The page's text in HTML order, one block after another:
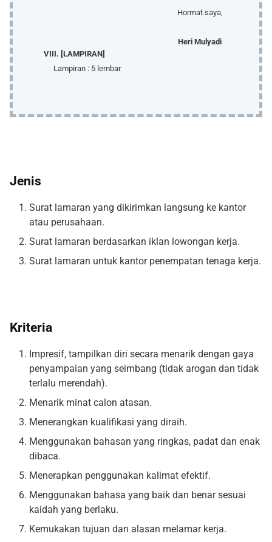
Hormat saya,
Heri Mulyadi
VIII. [LAMPIRAN]
Lampiran : 5 lembar
Jenis
Surat lamaran yang dikirimkan langsung ke kantor
atau perusahaan.
Surat lamaran berdasarkan iklan lowongan kerja.
Surat lamaran untuk kantor penempatan tenaga kerja.
Kriteria
Impresif, tampilkan diri secara menarik dengan gaya
penyampaian yang seimbang (tidak arogan dan tidak
terlalu merendah).
Menarik minat calon atasan.
Menerangkan kualifikasi yang diraih.
Menggunakan bahasan yang ringkas, padat dan enak
dibaca.
Menerapkan penggunakan kalimat efektif.
Menggunakan bahasa yang baik dan benar sesuai
kaidah yang berlaku.
Kemukakan tujuan dan alasan melamar kerja.